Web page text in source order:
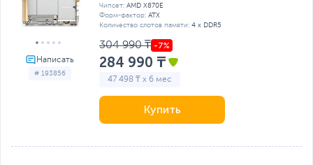
# 193856
Чипсет: AMD X870E
Форм-фактор: ATX
Количество слотов памяти: 4 x DDR5
304 990 ₸
284 990 ₸
47 498 ₸ x 6 мес
Купить